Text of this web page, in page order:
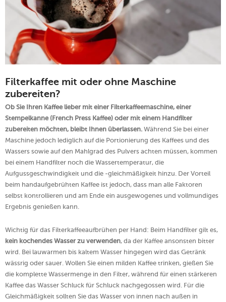
Filterkaffee mit oder ohne Maschine
zubereiten?
Ob Sie Ihren Kaffee lieber mit einer Filterkaffeemaschine, einer
Stempelkanne (French Press Kaffee) oder mit einem Handfilter
zubereiten möchten, bleibt Ihnen überlassen. Während Sie bei einer
Maschine jedoch lediglich auf die Portionierung des Kaffees und des
Wassers sowie auf den Mahlgrad des Pulvers achten müssen, kommen
bei einem Handfilter noch die Wassertemperatur, die
Aufgussgeschwindigkeit und die -gleichmäßigkeit hinzu. Der Vorteil
beim handaufgebrühten Kaffee ist jedoch, dass man alle Faktoren
selbst kontrollieren und am Ende ein ausgewogenes und vollmundiges
Ergebnis genießen kann.
Wichtig für das Filterkaffeeaufbrühen per Hand: Beim Handfilter gilt es,
kein kochendes Wasser zu verwenden, da der Kaffee ansonsten bitter
wird. Bei lauwarmen bis kaltem Wasser hingegen wird das Getränk
wässrig oder sauer. Wollen Sie einen milden Kaffee trinken, gießen Sie
die komplette Wassermenge in den Filter, während für einen stärkeren
Kaffee das Wasser Schluck für Schluck nachgegossen wird. Für die
Gleichmäßigkeit sollten Sie das Wasser von innen nach außen in